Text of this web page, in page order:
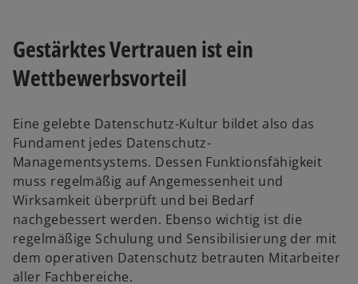
Gestärktes Vertrauen ist ein
Wettbewerbsvorteil
Eine gelebte Datenschutz-Kultur bildet also das
Fundament jedes Datenschutz-
Managementsystems. Dessen Funktionsfähigkeit
muss regelmäßig auf Angemessenheit und
Wirksamkeit überprüft und bei Bedarf
nachgebessert werden. Ebenso wichtig ist die
regelmäßige Schulung und Sensibilisierung der mit
dem operativen Datenschutz betrauten Mitarbeiter
aller Fachbereiche.